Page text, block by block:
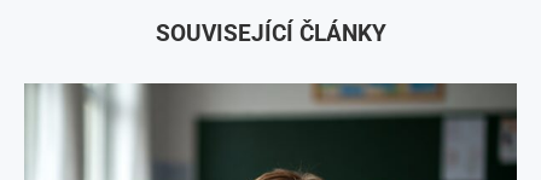
SOUVISEJÍCÍ ČLÁNKY